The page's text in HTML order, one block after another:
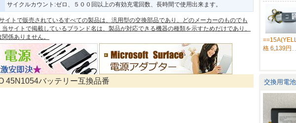
サイクルカウント:ゼロ、５００回以上の有効充電回数、長時間で使用出来ます。
イトで販売されているすべての製品は、汎用型の交換部品であり、どのメーカーのものでも
サイトで掲載しているブランド名は、製品が対応できる機器の種類を示すためだけであり、
係ありません。
45N1054バッテリー互換品番
格 6,139円
交換用電